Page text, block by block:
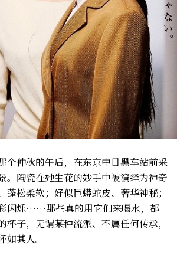
个仲秋的午后，在东京中目黑车站前采
。陶瓷在她生花的妙手中被演绎为神奇
松柔软；好似巨蟒蛇皮、奢华神秘；
闪烁……那些真的用它们来喝水，都
杯子，无谓某种流派、不属任何传承，
其人。